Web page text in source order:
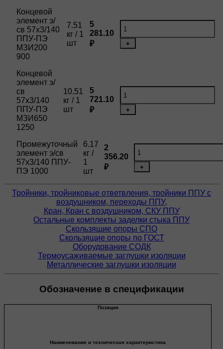
Концевой
элемент э/
св 57х3/140
ППУ-ПЭ
МЗИ200
900
7.51
кг / 1
шт
5
281.10
₽
+
Концевой
элемент э/
св
57х3/140
ППУ-ПЭ
МЗИ650
1250
10.51
кг / 1
шт
5
721.10
₽
+
Промежуточный
элемент э/св
57х3/140 ППУ-
ПЭ 1000
6.17
кг /
1
шт
2
356.20
₽
+
Тройники, тройниковые ответвления, тройники ППУ с
воздушником, переходы ППУ,
Кран, Кран с воздушником, СКУ ППУ
Остальные комплекты заделки стыка ППУ
Скользящие опоры СПО
Скользящие опоры по ГОСТ
Оборудование СОДК
Термоусаживаемые заглушки изоляции
Металлические заглушки изоляции
Обозначение в спецификации
Позиция
Наименование и техническая характеристика